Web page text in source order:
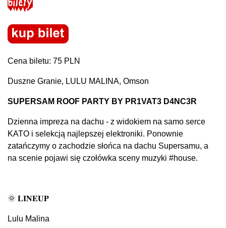
Cena biletu: 75 PLN
Duszne Granie, LULU MALINA, Omson
SUPERSAM ROOF PARTY BY PR1VAT3 D4NC3R
Dzienna impreza na dachu - z widokiem na samo serce
KATO i selekcją najlepszej elektroniki. Ponownie
zatańczymy o zachodzie słońca na dachu Supersamu, a
na scenie pojawi się czołówka sceny muzyki #house.
🌞 𝐋𝐈𝐍𝐄𝐔𝐏
Lulu Malina